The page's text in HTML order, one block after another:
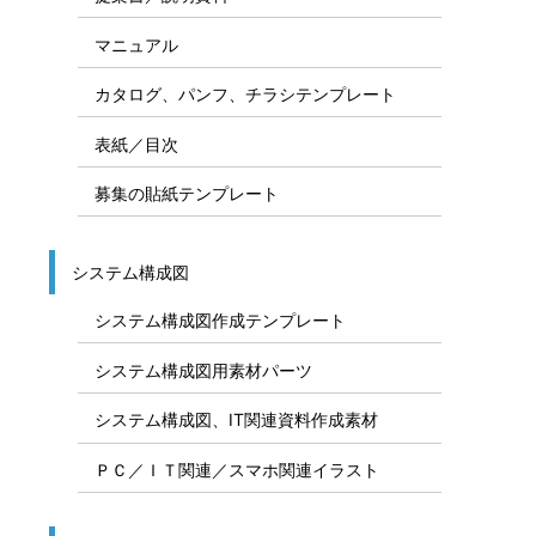
マニュアル
カタログ、パンフ、チラシテンプレート
表紙／目次
募集の貼紙テンプレート
システム構成図
システム構成図作成テンプレート
システム構成図用素材パーツ
システム構成図、IT関連資料作成素材
ＰＣ／ＩＴ関連／スマホ関連イラスト